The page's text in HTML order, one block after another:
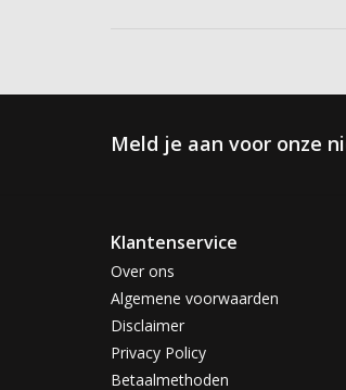
Meld je aan voor onze
Klantenservice
Over ons
Algemene voorwaarden
Disclaimer
Privacy Policy
Betaalmethoden